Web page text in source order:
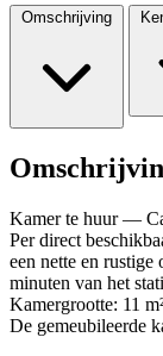
Omschrijving
Kamer te huur —
Per direct
een nette en
minuten van het
Kamergrootte: 11
De gemeubileerde